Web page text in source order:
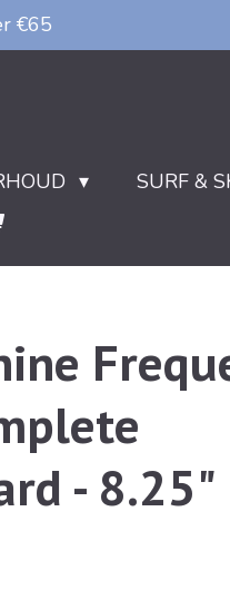
€65
SURF &
- 8.25"